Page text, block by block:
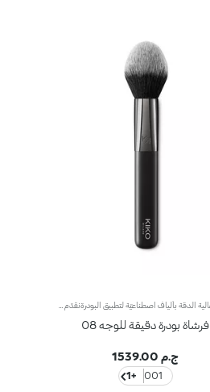
فرشاة بودرة دقيقة للوجه 08
ج.م 1539.00
001
+1